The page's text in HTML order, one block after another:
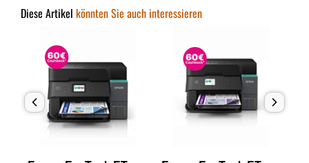
Diese Artikel könnten Sie auch interessieren